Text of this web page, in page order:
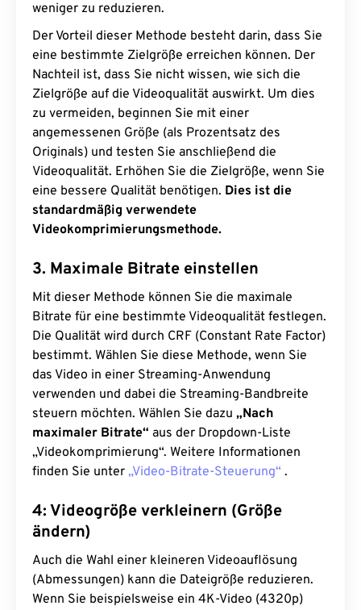
weniger zu reduzieren.
Der Vorteil dieser Methode besteht darin, dass Sie
eine bestimmte Zielgröße erreichen können. Der
Nachteil ist, dass Sie nicht wissen, wie sich die
Zielgröße auf die Videoqualität auswirkt. Um dies
zu vermeiden, beginnen Sie mit einer
angemessenen Größe (als Prozentsatz des
Originals) und testen Sie anschließend die
Videoqualität. Erhöhen Sie die Zielgröße, wenn Sie
eine bessere Qualität benötigen. Dies ist die
standardmäßig verwendete
Videokomprimierungsmethode.
3. Maximale Bitrate einstellen
Mit dieser Methode können Sie die maximale
Bitrate für eine bestimmte Videoqualität festlegen.
Die Qualität wird durch CRF (Constant Rate Factor)
bestimmt. Wählen Sie diese Methode, wenn Sie
das Video in einer Streaming-Anwendung
verwenden und dabei die Streaming-Bandbreite
steuern möchten. Wählen Sie dazu „Nach
maximaler Bitrate“ aus der Dropdown-Liste
„Videokomprimierung“. Weitere Informationen
finden Sie unter „Video-Bitrate-Steuerung“ .
4: Videogröße verkleinern (Größe
ändern)
Auch die Wahl einer kleineren Videoauflösung
(Abmessungen) kann die Dateigröße reduzieren.
Wenn Sie beispielsweise ein 4K-Video (4320p)